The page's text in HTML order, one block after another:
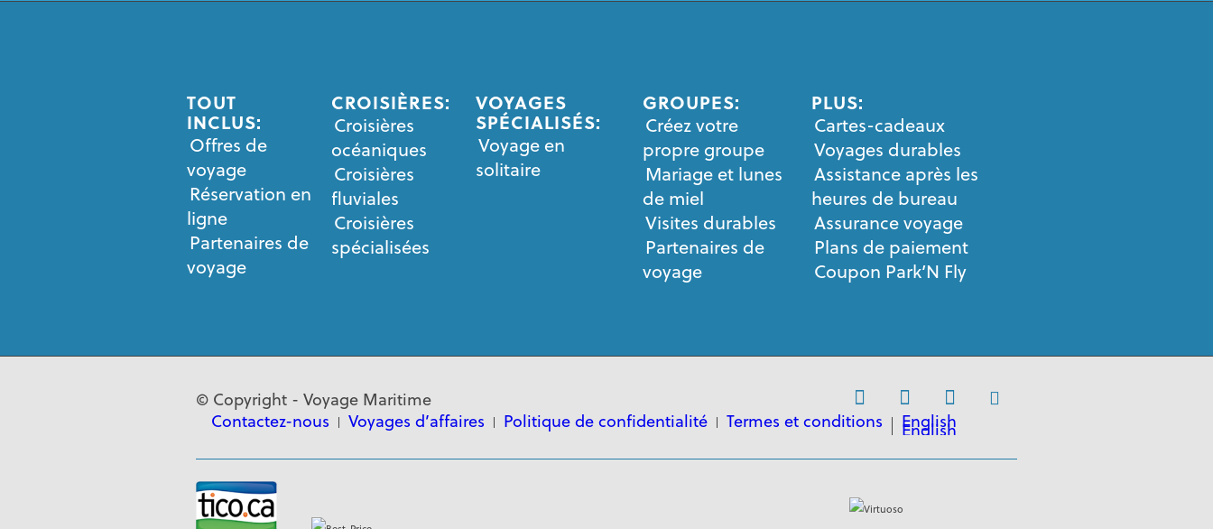
TOUT
INCLUS:
Offres de
voyage
Réservation en
ligne
Partenaires de
voyage
CROISIÈRES:
Croisières
océaniques
Croisières
fluviales
Croisières
spécialisées
VOYAGES
SPÉCIALISÉS:
Voyage en
solitaire
GROUPES:
Créez votre
propre groupe
Mariage et lunes
de miel
Visites durables
Partenaires de
voyage
PLUS:
Cartes-cadeaux
Voyages durables
Assistance après les
heures de bureau
Assurance voyage
Plans de paiement
Coupon Park’N Fly
© Copyright - Voyage Maritime
Contactez-nous
Voyages d’affaires Politique de confidentialité Termes et conditions English
English